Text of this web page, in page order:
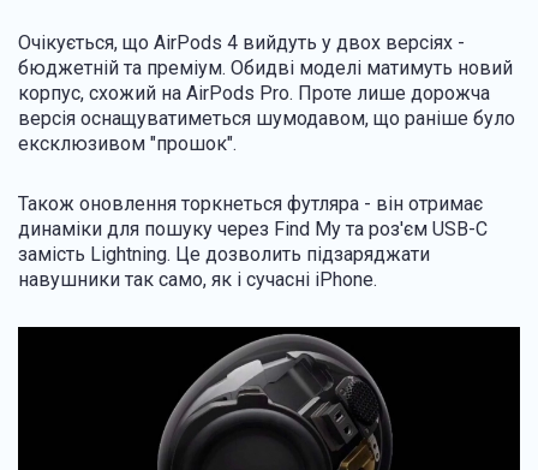
Очікується, що AirPods 4 вийдуть у двох версіях -
бюджетній та преміум. Обидві моделі матимуть новий
корпус, схожий на AirPods Pro. Проте лише дорожча
версія оснащуватиметься шумодавом, що раніше було
ексклюзивом "прошок".
Також оновлення торкнеться футляра - він отримає
динаміки для пошуку через Find My та роз'єм USB-C
замість Lightning. Це дозволить підзаряджати
навушники так само, як і сучасні iPhone.